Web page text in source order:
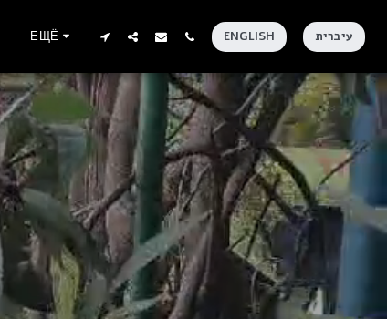
ЕЩЁ ENGLISH עיברית